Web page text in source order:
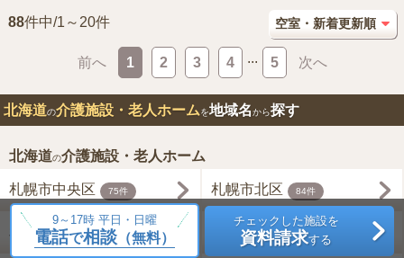
9～17時 平日・日曜
電話で相談（無料）
チェックした施設を
資料請求する
88件中/1～20件
前へ 1 2 3 4 ... 5 次へ
北海道の介護施設・老人ホームを地域名から探す
北海道の介護施設・老人ホーム
札幌市中央区 75件 札幌市北区 84件
札幌市東区 68件 札幌市白石区 66件